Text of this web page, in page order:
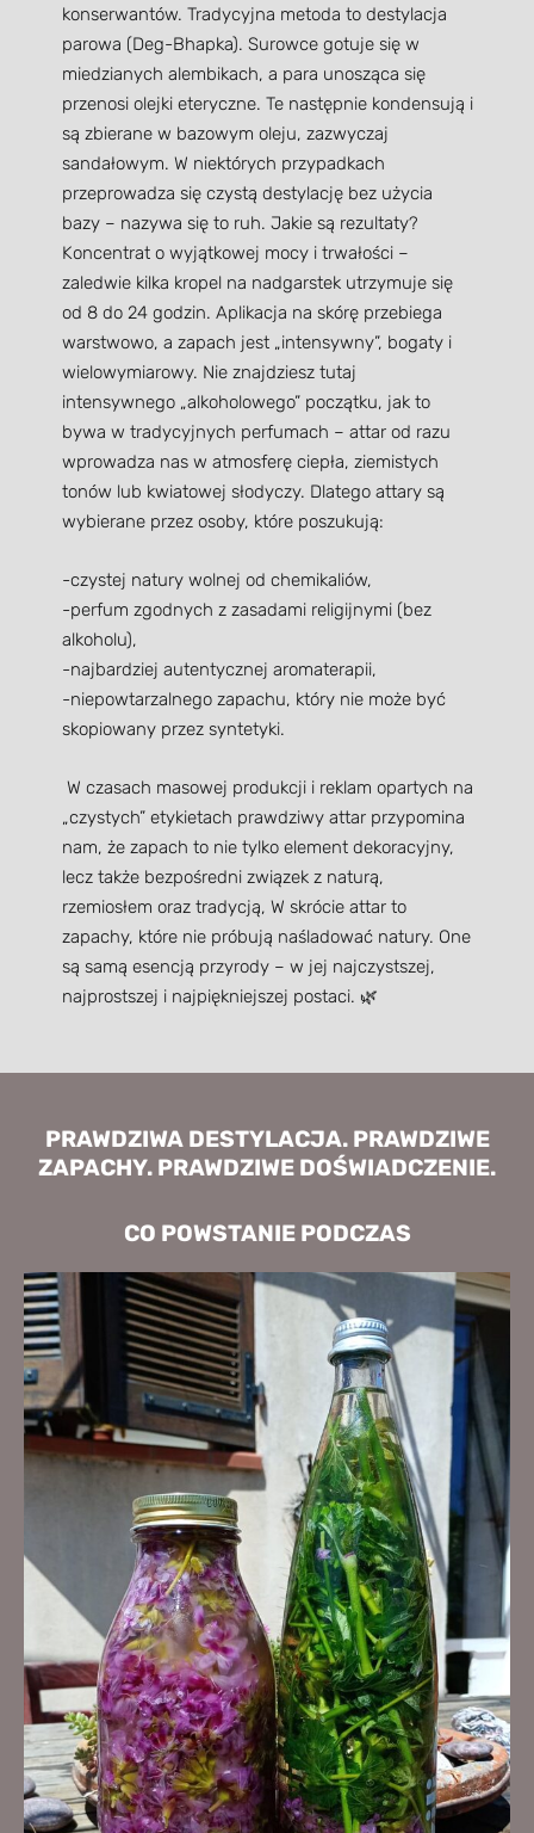
konserwantów. Tradycyjna metoda to destylacja
parowa (Deg-Bhapka). Surowce gotuje się w
miedzianych alembikach, a para unosząca się
przenosi olejki eteryczne. Te następnie kondensują i
są zbierane w bazowym oleju, zazwyczaj
sandałowym. W niektórych przypadkach
przeprowadza się czystą destylację bez użycia
bazy – nazywa się to ruh. Jakie są rezultaty?
Koncentrat o wyjątkowej mocy i trwałości –
zaledwie kilka kropel na nadgarstek utrzymuje się
od 8 do 24 godzin. Aplikacja na skórę przebiega
warstwowo, a zapach jest „intensywny”, bogaty i
wielowymiarowy. Nie znajdziesz tutaj
intensywnego „alkoholowego” początku, jak to
bywa w tradycyjnych perfumach – attar od razu
wprowadza nas w atmosferę ciepła, ziemistych
tonów lub kwiatowej słodyczy. Dlatego attary są
wybierane przez osoby, które poszukują:
-czystej natury wolnej od chemikaliów,
-perfum zgodnych z zasadami religijnymi (bez
alkoholu),
-najbardziej autentycznej aromaterapii,
-niepowtarzalnego zapachu, który nie może być
skopiowany przez syntetyki.
W czasach masowej produkcji i reklam opartych na
„czystych” etykietach prawdziwy attar przypomina
nam, że zapach to nie tylko element dekoracyjny,
lecz także bezpośredni związek z naturą,
rzemiosłem oraz tradycją, W skrócie attar to
zapachy, które nie próbują naśladować natury. One
są samą esencją przyrody – w jej najczystszej,
najprostszej i najpiękniejszej postaci. 🌿
PRAWDZIWA DESTYLACJA. PRAWDZIWE
ZAPACHY. PRAWDZIWE DOŚWIADCZENIE.
CO POWSTANIE PODCZAS